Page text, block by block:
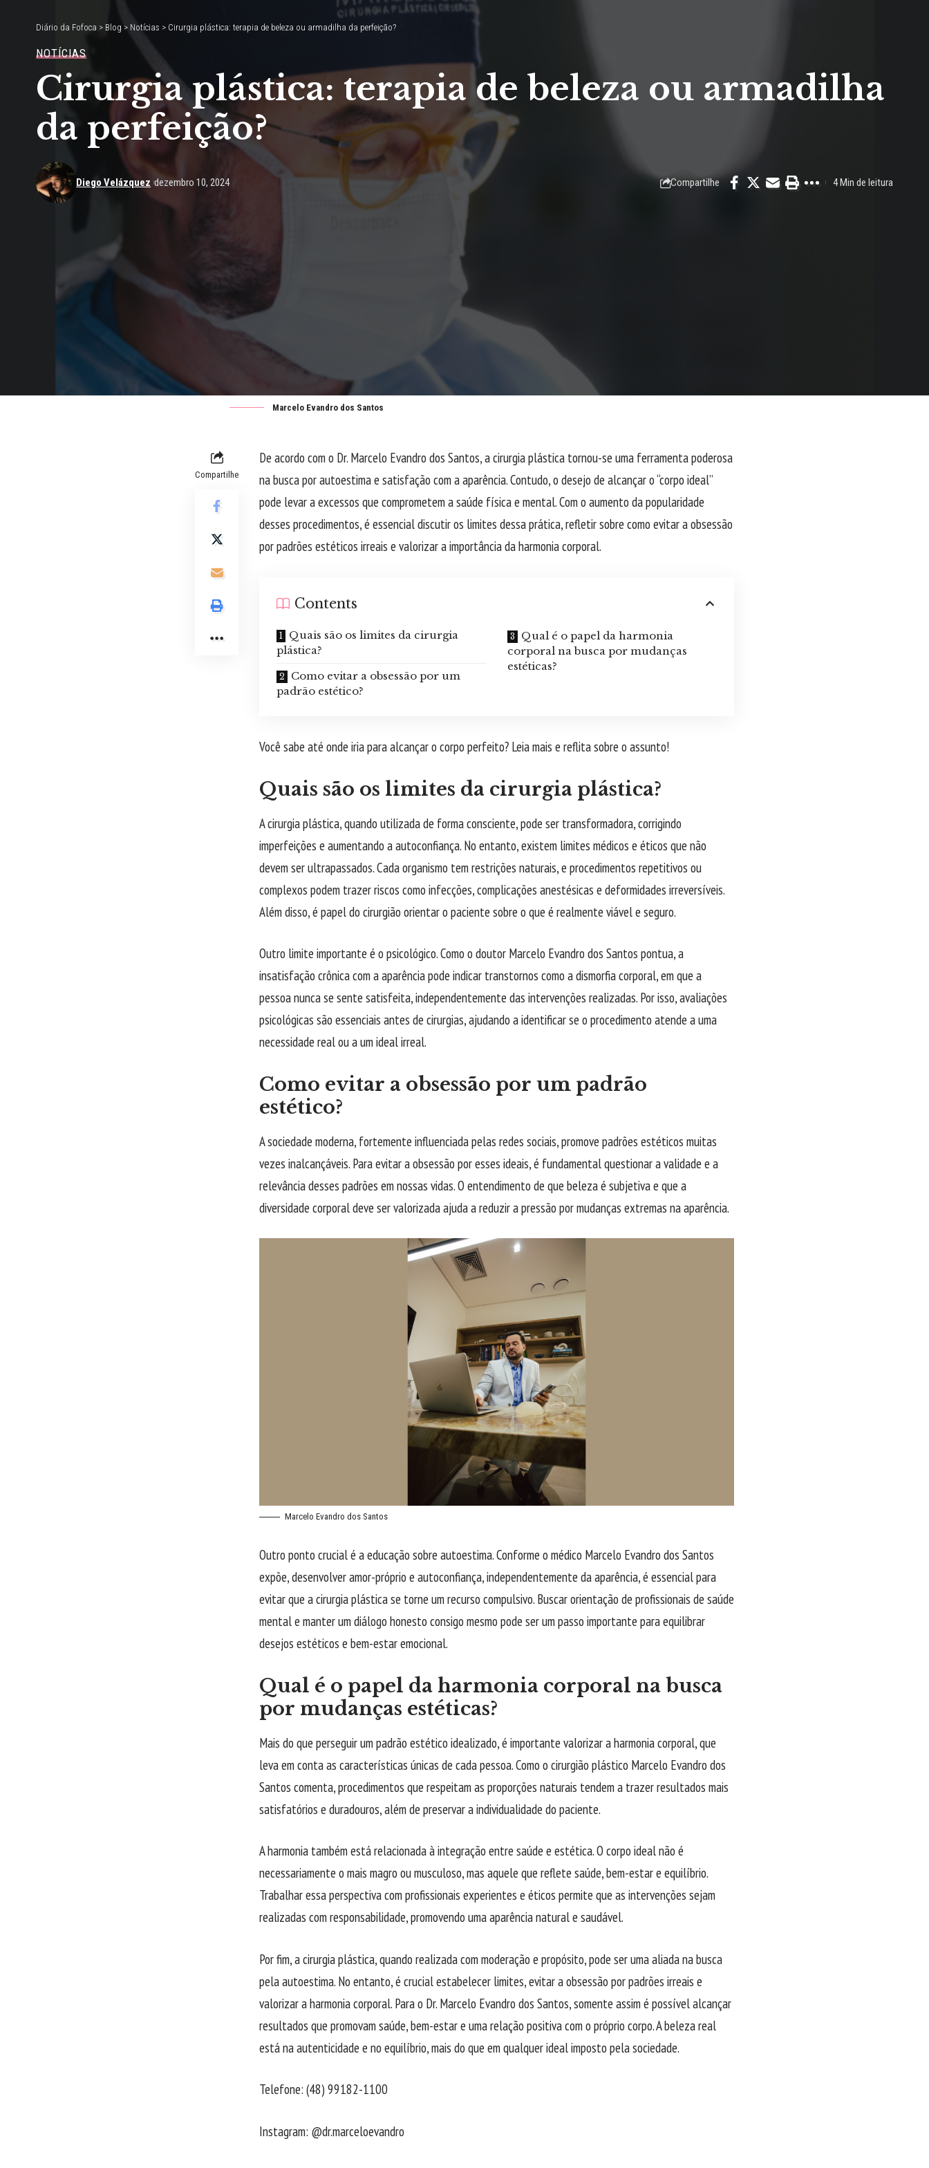
Diário da Fofoca > Blog > Notícias > Cirurgia plástica: terapia de beleza ou armadilha da perfeição?
NOTÍCIAS
Cirurgia plástica: terapia de beleza ou armadilha
da perfeição?
Diego Velázquez dezembro 10, 2024 Compartilhe 4 Min de leitura
Marcelo Evandro dos Santos
Compartilhe
De acordo com o Dr. Marcelo Evandro dos Santos, a cirurgia plástica tornou-se uma ferramenta poderosa
na busca por autoestima e satisfação com a aparência. Contudo, o desejo de alcançar o “corpo ideal”
pode levar a excessos que comprometem a saúde física e mental. Com o aumento da popularidade
desses procedimentos, é essencial discutir os limites dessa prática, refletir sobre como evitar a obsessão
por padrões estéticos irreais e valorizar a importância da harmonia corporal.
Contents
Quais são os limites da cirurgia
plástica?
Como evitar a obsessão por um
padrão estético?
Qual é o papel da harmonia
corporal na busca por mudanças
estéticas?
Você sabe até onde iria para alcançar o corpo perfeito? Leia mais e reflita sobre o assunto!
Quais são os limites da cirurgia plástica?
A cirurgia plástica, quando utilizada de forma consciente, pode ser transformadora, corrigindo
imperfeições e aumentando a autoconfiança. No entanto, existem limites médicos e éticos que não
devem ser ultrapassados. Cada organismo tem restrições naturais, e procedimentos repetitivos ou
complexos podem trazer riscos como infecções, complicações anestésicas e deformidades irreversíveis.
Além disso, é papel do cirurgião orientar o paciente sobre o que é realmente viável e seguro.
Outro limite importante é o psicológico. Como o doutor Marcelo Evandro dos Santos pontua, a
insatisfação crônica com a aparência pode indicar transtornos como a dismorfia corporal, em que a
pessoa nunca se sente satisfeita, independentemente das intervenções realizadas. Por isso, avaliações
psicológicas são essenciais antes de cirurgias, ajudando a identificar se o procedimento atende a uma
necessidade real ou a um ideal irreal.
Como evitar a obsessão por um padrão
estético?
A sociedade moderna, fortemente influenciada pelas redes sociais, promove padrões estéticos muitas
vezes inalcançáveis. Para evitar a obsessão por esses ideais, é fundamental questionar a validade e a
relevância desses padrões em nossas vidas. O entendimento de que beleza é subjetiva e que a
diversidade corporal deve ser valorizada ajuda a reduzir a pressão por mudanças extremas na aparência.
Marcelo Evandro dos Santos
Outro ponto crucial é a educação sobre autoestima. Conforme o médico Marcelo Evandro dos Santos
expõe, desenvolver amor-próprio e autoconfiança, independentemente da aparência, é essencial para
evitar que a cirurgia plástica se torne um recurso compulsivo. Buscar orientação de profissionais de saúde
mental e manter um diálogo honesto consigo mesmo pode ser um passo importante para equilibrar
desejos estéticos e bem-estar emocional.
Qual é o papel da harmonia corporal na busca
por mudanças estéticas?
Mais do que perseguir um padrão estético idealizado, é importante valorizar a harmonia corporal, que
leva em conta as características únicas de cada pessoa. Como o cirurgião plástico Marcelo Evandro dos
Santos comenta, procedimentos que respeitam as proporções naturais tendem a trazer resultados mais
satisfatórios e duradouros, além de preservar a individualidade do paciente.
A harmonia também está relacionada à integração entre saúde e estética. O corpo ideal não é
necessariamente o mais magro ou musculoso, mas aquele que reflete saúde, bem-estar e equilíbrio.
Trabalhar essa perspectiva com profissionais experientes e éticos permite que as intervenções sejam
realizadas com responsabilidade, promovendo uma aparência natural e saudável.
Por fim, a cirurgia plástica, quando realizada com moderação e propósito, pode ser uma aliada na busca
pela autoestima. No entanto, é crucial estabelecer limites, evitar a obsessão por padrões irreais e
valorizar a harmonia corporal. Para o Dr. Marcelo Evandro dos Santos, somente assim é possível alcançar
resultados que promovam saúde, bem-estar e uma relação positiva com o próprio corpo. A beleza real
está na autenticidade e no equilíbrio, mais do que em qualquer ideal imposto pela sociedade.
Telefone: (48) 99182-1100
Instagram: @dr.marceloevandro